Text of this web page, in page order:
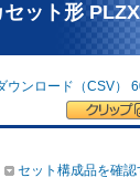
ット形
ウンロード（CSV）
セット構成品を確認